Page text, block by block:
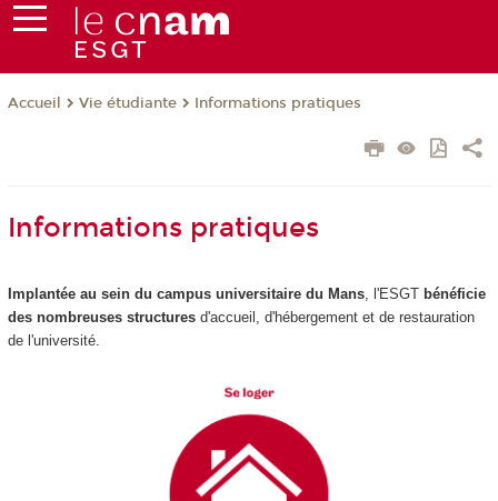
Accueil Vie étudiante Informations pratiques
Informations pratiques
Implantée au sein du campus universitaire du Mans, l'ESGT bénéficie
des nombreuses structuresd'accueil, d'hébergement et de restauration
de l'université.